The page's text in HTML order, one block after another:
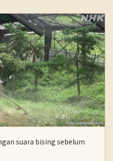
suara bising sebelum